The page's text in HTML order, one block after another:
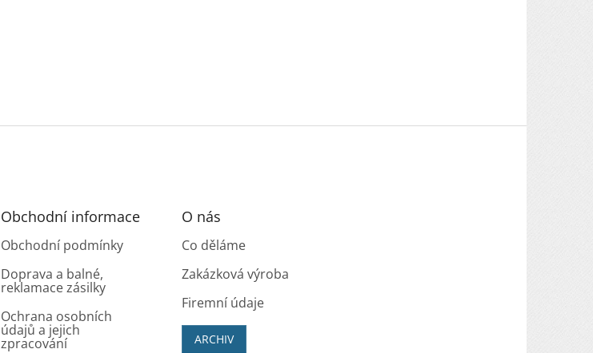
Obchodní informace
Obchodní podmínky
Doprava a balné,
reklamace zásilky
Ochrana osobních
údajů a jejich
zpracování
O nás
Co děláme
Zakázková výroba
Firemní údaje
ARCHIV